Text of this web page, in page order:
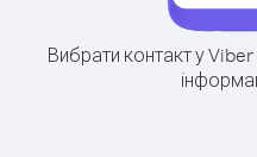
Вибрати контакт у